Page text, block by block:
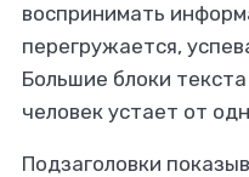
воспринимать
перегружается,
Большие блоки
человек устает от
Подзаголовки